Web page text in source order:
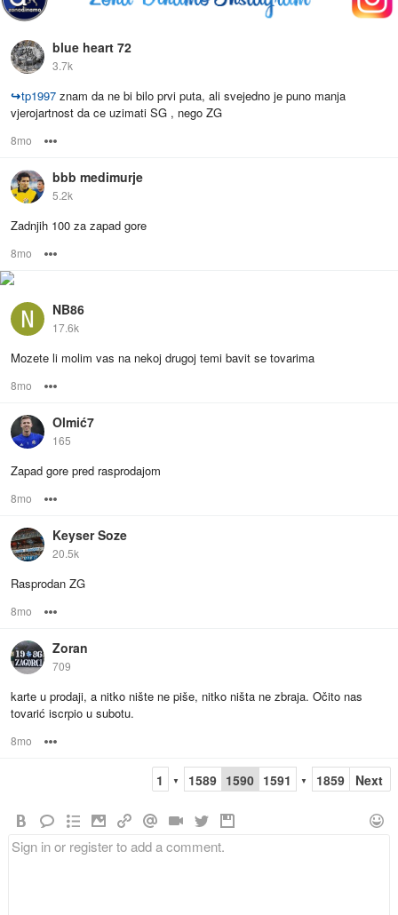
blue heart 72
3.7k
↪tp1997 znam da ne bi bilo prvi puta, ali svejedno je puno manja
vjerojartnost da ce uzimati SG , nego ZG
8mo
bbb medimurje
5.2k
Zadnjih 100 za zapad gore
8mo
NB86
17.6k
Mozete li molim vas na nekoj drugoj temi bavit se tovarima
8mo
Olmić7
165
Zapad gore pred rasprodajom
8mo
Keyser Soze
20.5k
Rasprodan ZG
8mo
Zoran
709
karte u prodaji, a nitko nište ne piše, nitko ništa ne zbraja. Očito nas
tovarić iscrpio u subotu.
8mo
1 ▼ 1589 1590 1591 ▼ 1859 Next